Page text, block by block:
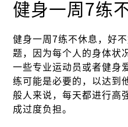
健身一周7练
健身一周7练不休息，好
题，因为每个人的身体状
一些专业运动员或者健身
练可能是必要的，以达到
般人来说，每天都进行高
成过度负担。